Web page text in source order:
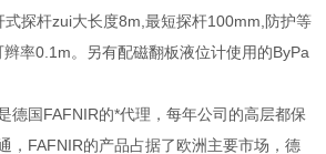
探杆zui大长度8m,最短探杆100mm,防护等
率0.1m。另有配磁翻板液位计使用的ByPa
德国FAFNIR的*代理，每年公司的高层都保
，FAFNIR的产品占据了欧洲主要市场，德